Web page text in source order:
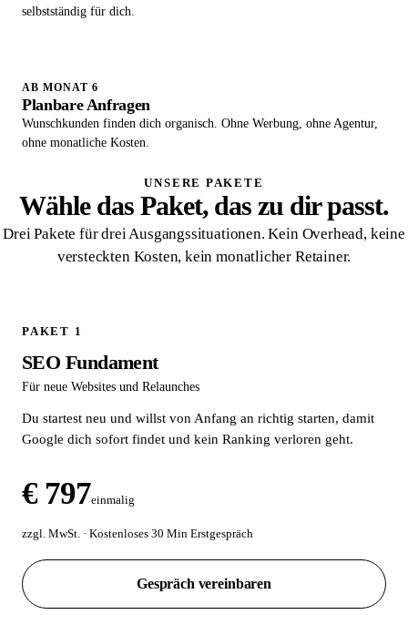
selbstständig für dich.
AB MONAT 6
Planbare Anfragen
Wunschkunden finden dich organisch. Ohne Werbung, ohne Agentur,
ohne monatliche Kosten.
UNSERE PAKETE
Wähle das Paket, das zu dir passt.
Drei Pakete für drei Ausgangssituationen. Kein Overhead, keine
versteckten Kosten, kein monatlicher Retainer.
PAKET 1
SEO Fundament
Für neue Websites und Relaunches
Du startest neu und willst von Anfang an richtig starten, damit
Google dich sofort findet und kein Ranking verloren geht.
€ 797einmalig
zzgl. MwSt. · Kostenloses 30 Min Erstgespräch
Gespräch vereinbaren